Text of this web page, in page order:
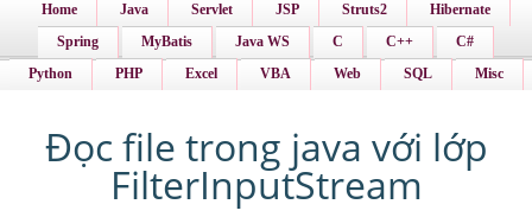
Home Java Servlet JSP Struts2
Hibernate
Spring
MyBatis Java WS C C++
C#
Python
PHP Excel VBA Web SQL Misc
Đọc file trong java với lớp
FilterInputStream